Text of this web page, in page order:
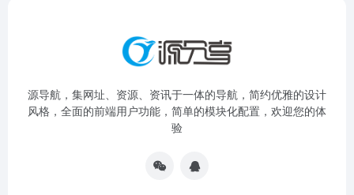
源导航，集网址、资源、资讯于一体的导航，简约优雅的设计
风格，全面的前端用户功能，简单的模块化配置，欢迎您的体
验